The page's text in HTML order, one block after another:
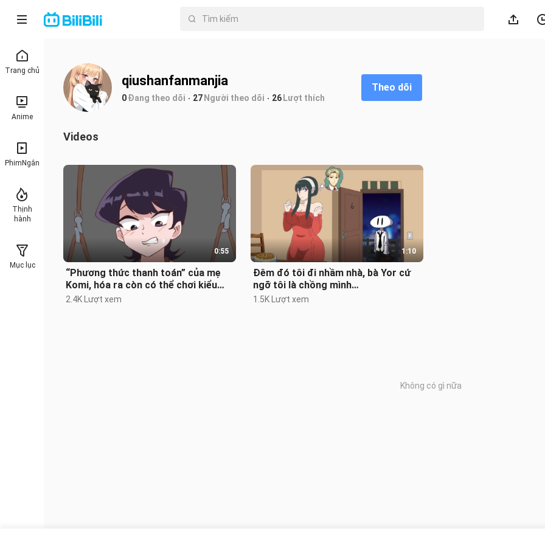
Trang chủ
Anime
PhimNgắn
Thịnh
hành
Mục lục
qiushanfanmanjia
0Đang theo dõi 27Người theo dõi 26Lượt thích
Theo dõi
Videos
0:55
“Phương thức thanh toán” của mẹ
Komi, hóa ra còn có thể chơi kiểu
này ư?
2.4K Lượt xem
1:10
Đêm đó tôi đi nhầm nhà, bà Yor cứ
ngỡ tôi là chồng mình…
1.5K Lượt xem
Không có gì nữa